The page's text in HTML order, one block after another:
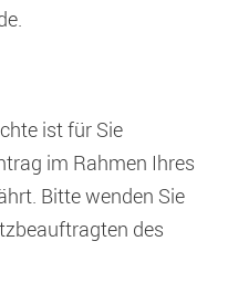
ist für Sie
im Rahmen Ihres
Bitte wenden Sie
des